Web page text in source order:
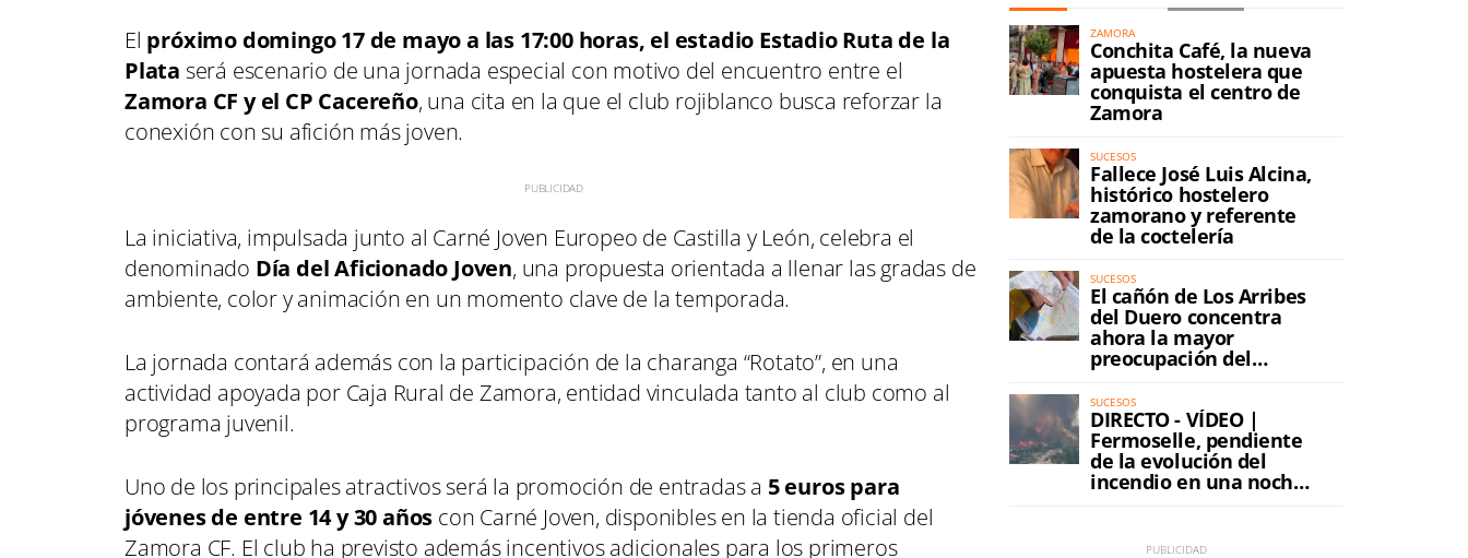
El próximo domingo 17 de mayo a las 17:00 horas, el estadio Estadio Ruta de la
Plata será escenario de una jornada especial con motivo del encuentro entre el
Zamora CF y el CP Cacereño, una cita en la que el club rojiblanco busca reforzar la
conexión con su afición más joven.
La iniciativa, impulsada junto al Carné Joven Europeo de Castilla y León, celebra el
denominado Día del Aficionado Joven, una propuesta orientada a llenar las gradas de
ambiente, color y animación en un momento clave de la temporada.
La jornada contará además con la participación de la charanga “Rotato”, en una
actividad apoyada por Caja Rural de Zamora, entidad vinculada tanto al club como al
programa juvenil.
Uno de los principales atractivos será la promoción de entradas a 5 euros para
jóvenes de entre 14 y 30 años con Carné Joven, disponibles en la tienda oficial del
Zamora CF. El club ha previsto además incentivos adicionales para los primeros
ZAMORA
Conchita Café, la nueva
apuesta hostelera que
conquista el centro de
Zamora
SUCESOS
Fallece José Luis Alcina,
histórico hostelero
zamorano y referente
de la coctelería
SUCESOS
El cañón de Los Arribes
del Duero concentra
ahora la mayor
preocupación del
incendio
SUCESOS
DIRECTO - VÍDEO |
Fermoselle, pendiente
de la evolución del
incendio en una noche